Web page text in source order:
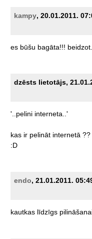
kampy, 20.01.2011.
es būšu bagāta!!! beidzot..
dzēsts lietotājs,
'..pelini interneta..'
kas ir pelināt internetā ??
:D
endo, 21.01.2011.
kautkas līdzīgs